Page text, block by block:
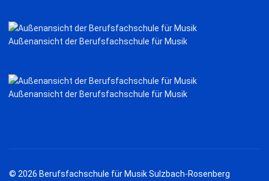
Außenansicht der Berufsfachschule für Musik
Außenansicht der Berufsfachschule für Musik
© 2026 Berufsfachschule für Musik Sulzbach-Rosenberg